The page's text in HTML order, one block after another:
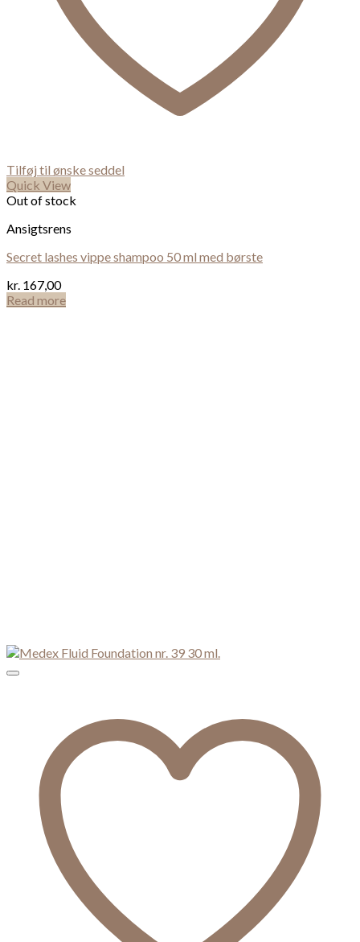
Tilføj til ønske seddel
Quick View
Out of stock
Ansigtsrens
Secret lashes vippe shampoo 50 ml med børste
kr. 167,00
Read more